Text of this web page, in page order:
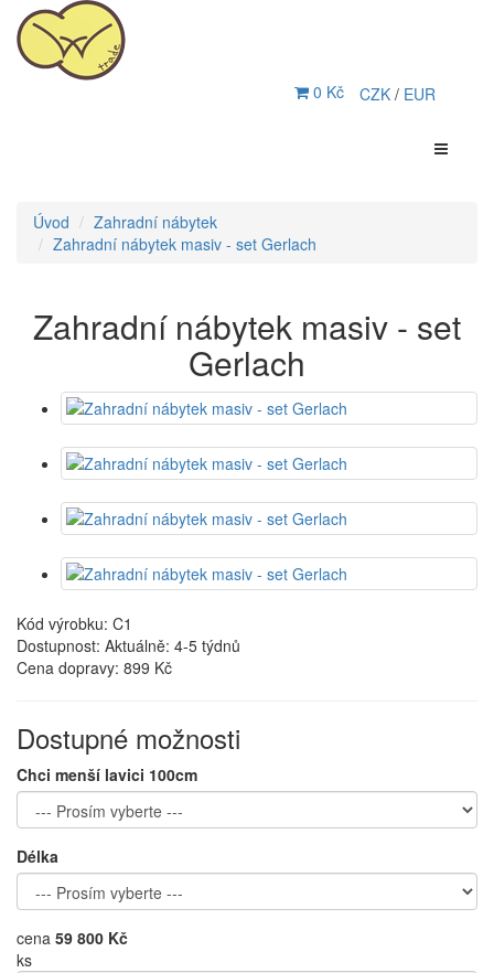
0 Kč CZK / EUR
Úvod
Zahradní nábytek
Zahradní nábytek masiv - set Gerlach
Zahradní nábytek masiv - set
Gerlach
Kód výrobku: C1
Dostupnost: Aktuálně: 4-5 týdnů
Cena dopravy: 899 Kč
Dostupné možnosti
Chci menší lavici 100cm
Délka
cena 59 800 Kč
ks